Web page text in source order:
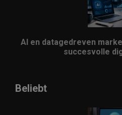
AI en datagedreven
succesvolle
Beliebt